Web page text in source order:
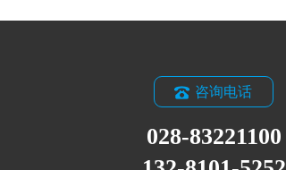
咨询电话
028-83221100